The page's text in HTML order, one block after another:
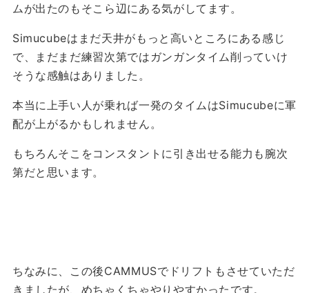
ムが出たのもそこら辺にある気がしてます。
Simucubeはまだ天井がもっと高いところにある感じ
で、まだまだ練習次第ではガンガンタイム削っていけ
そうな感触はありました。
本当に上手い人が乗れば一発のタイムはSimucubeに軍
配が上がるかもしれません。
もちろんそこをコンスタントに引き出せる能力も腕次
第だと思います。
ちなみに、この後CAMMUSでドリフトもさせていただ
きましたが、めちゃくちゃやりやすかったです。